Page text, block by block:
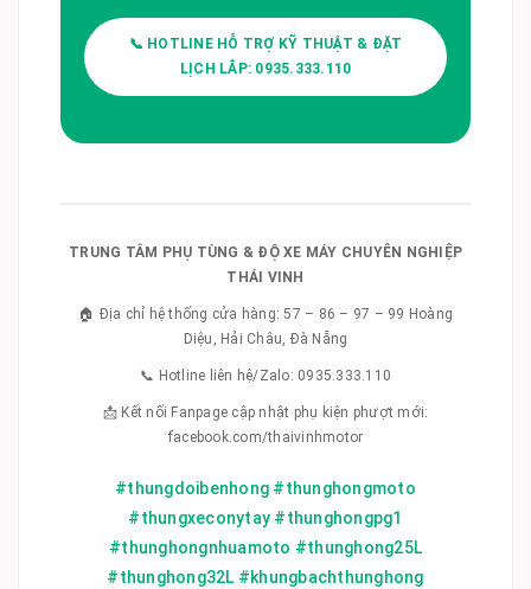
📞 HOTLINE HỖ TRỢ KỸ THUẬT & ĐẶT
LỊCH LẮP: 0935.333.110
TRUNG TÂM PHỤ TÙNG & ĐỘ XE MÁY CHUYÊN NGHIỆP
THÁI VINH
🏠 Địa chỉ hệ thống cửa hàng: 57 – 86 – 97 – 99 Hoàng
Diệu, Hải Châu, Đà Nẵng
📞 Hotline liên hệ/Zalo: 0935.333.110
📩 Kết nối Fanpage cập nhật phụ kiện phượt mới:
facebook.com/thaivinhmotor
#thungdoibenhong #thunghongmoto
#thungxeconytay #thunghongpg1
#thunghongnhuamoto #thunghong25L
#thunghong32L #khungbachthunghong